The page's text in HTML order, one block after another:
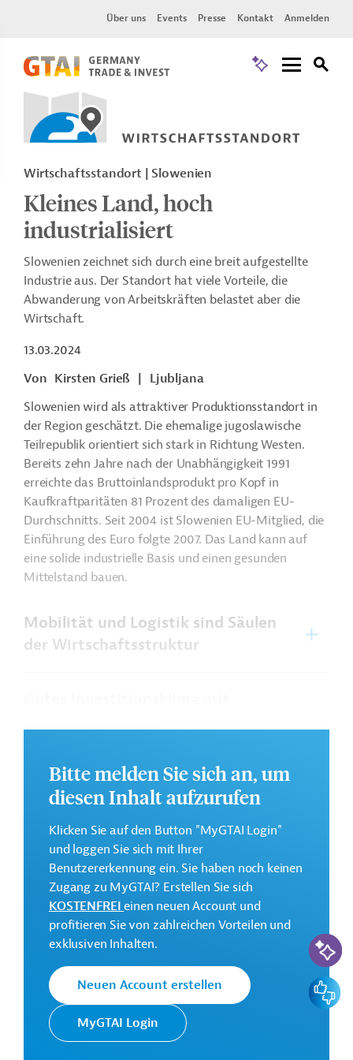
Über uns Events Presse Kontakt Anmelden
Wirtschaftsstandort | Slowenien
Kleines Land, hoch
industrialisiert
Slowenien zeichnet sich durch eine breit aufgestellte
Industrie aus. Der Standort hat viele Vorteile, die
Abwanderung von Arbeitskräften belastet aber die
Wirtschaft.
13.03.2024
Von Kirsten Grieß
Ljubljana
Slowenien wird als attraktiver Produktionsstandort in
der Region geschätzt. Die ehemalige jugoslawische
Teilrepublik orientiert sich stark in Richtung Westen.
Bereits zehn Jahre nach der Unabhängigkeit 1991
erreichte das Bruttoinlandsprodukt pro Kopf in
Kaufkraftparitäten 81 Prozent des damaligen EU-
Durchschnitts. Seit 2004 ist Slowenien EU-Mitglied, die
Einführung des Euro folgte 2007. Das Land kann auf
eine solide industrielle Basis und einen gesunden
Mittelstand bauen.
Mobilität und Logistik sind Säulen
der Wirtschaftsstruktur
Kontaktadressen
Wirtschaft in Slowenien
Bitte melden Sie sich an, um
diesen Inhalt aufzurufen
Klicken Sie auf den Button "MyGTAI Login"
und loggen Sie sich mit Ihrer
Benutzererkennung ein. Sie haben noch keinen
Zugang zu MyGTAI? Erstellen Sie sich
KOSTENFREIeinen neuen Account und
profitieren Sie von zahlreichen Vorteilen und
exklusiven Inhalten.
Neuen Account erstellen
MyGTAI Login
KI-